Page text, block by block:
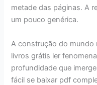
metade das páginas. A
um pouco genérica.
A construção do mundo
livros grátis ler
profundidade que
fácil se baixar pdf